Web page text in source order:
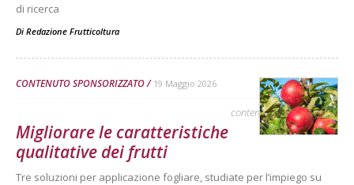
di ricerca
Di Redazione Frutticoltura
CONTENUTO SPONSORIZZATO 19 Maggio 2026
contenuto sponsorizzato
Migliorare le caratteristiche
qualitative dei frutti
Tre soluzioni per applicazione fogliare, studiate per l’impiego su